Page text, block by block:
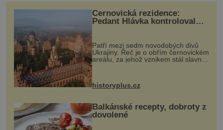
Černovická rezidence:
Pedant Hlávka kontroloval
Patří mezi sedm novodobých divů
Ukrajiny. Řeč je o obřím černovickém
areálu, za jehož vznikem stál slavný
český architekt Josef Hlávka. Ten si
na něm dal mimořádně záležet. Jeho
stavební plány by při ...
historyplus.cz
Balkánské recepty, dobroty z
dovolené